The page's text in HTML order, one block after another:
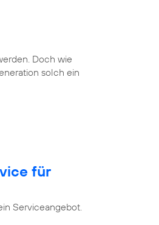
Doch wie
solch ein
für
Serviceangebot.